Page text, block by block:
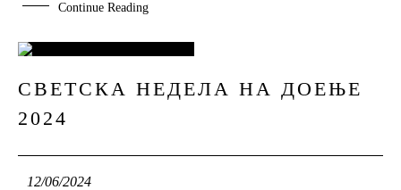
Continue Reading
12
СВЕТСКА НЕДЕЛА НА ДОЕЊЕ
2024
12/06/2024